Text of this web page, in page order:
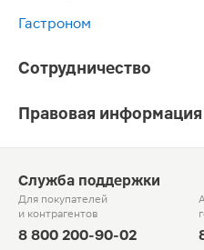
Гастроном
Сотрудничество
Правовая информация
Служба поддержки
Для покупателей
и контрагентов
8 800 200-90-02